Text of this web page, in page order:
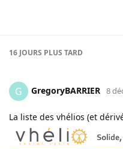
16 JOURS PLUS TARD
G GregoryBARRIER 8
La liste des vhélios (et